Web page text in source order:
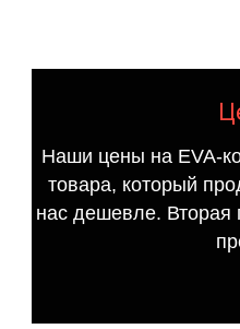
Наши цены на EVA-
товара, который
нас дешевле. Вторая